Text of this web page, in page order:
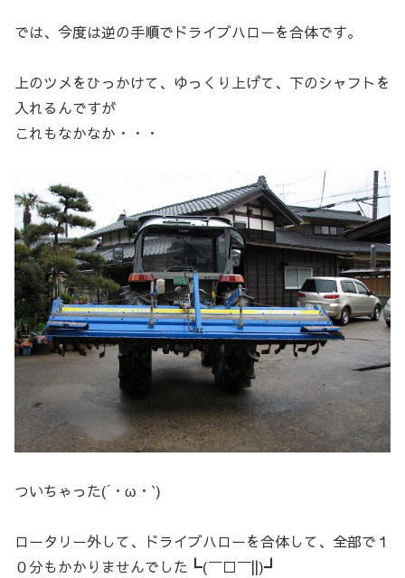
では、今度は逆の手順でドライブハローを合体です。
上のツメをひっかけて、ゆっくり上げて、下のシャフトを
入れるんですが
これもなかなか・・・
ついちゃった(´・ω・`)
ロータリー外して、ドライブハローを合体して、全部で１
０分もかかりませんでした┗(￣□￣||)┛